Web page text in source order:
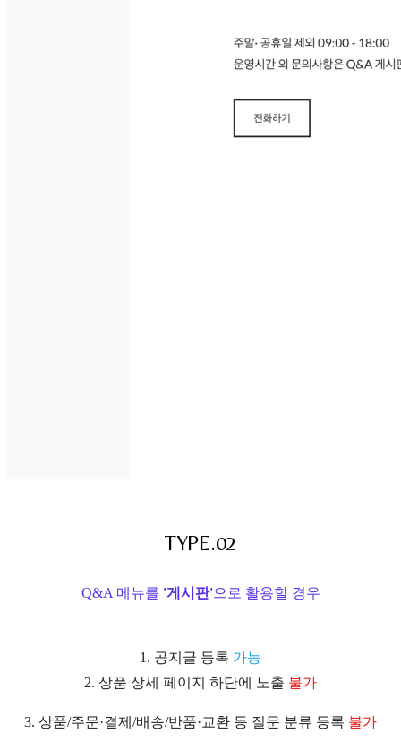
TYPE.02
Q&A 메뉴를 '게시판'으로 활용할 경우
1. 공지글 등록 가능
2. 상품 상세 페이지 하단에 노출 불가
3. 상품/주문·결제/배송/반품·교환 등 질문 분류 등록 불가